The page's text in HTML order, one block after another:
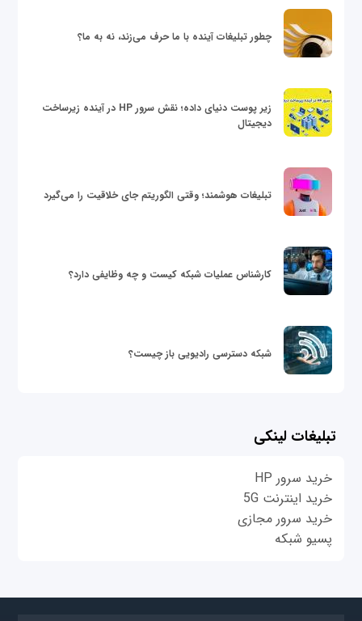
چطور تبلیغات آینده با ما حرف می‌زند، نه به ما؟
زیر پوست دنیای داده؛ نقش سرور HP در آینده زیرساخت
دیجیتال
تبلیغات هوشمند؛ وقتی الگوریتم جای خلاقیت را می‌گیرد
کارشناس عملیات شبکه کیست و چه وظایفی دارد؟
شبکه دسترسی رادیویی باز چیست؟
تبلیغات لینکی
خرید سرور HP
خرید اینترنت 5G
خرید سرور مجازی
پسیو شبکه